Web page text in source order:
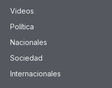
Videos
Política
Nacionales
Sociedad
Internacionales